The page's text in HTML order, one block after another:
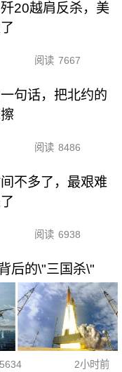
20越肩反杀，美
阅读 7667
句话，把北约的
阅读 8486
不多了，最艰难
阅读 6938
后的\"三国杀\"
5634 2小时前